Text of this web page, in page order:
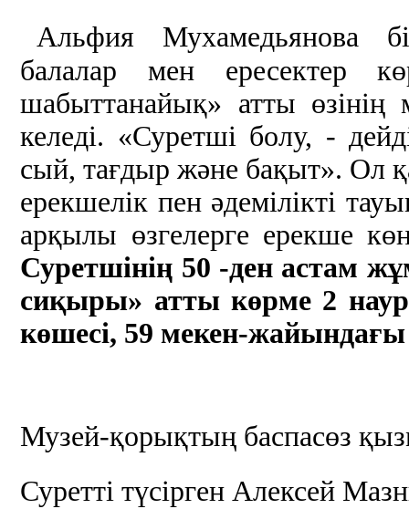
Альфия Мухамедьянова
балалар мен ересектер
шабыттанайық» атты өзінің
келеді. «Суретші болу, -
сый, тағдыр және бақыт». Ол
ерекшелік пен әдемілікті
арқылы өзгелерге ерекше
Суретшінің 50 -ден астам
сиқыры» атты көрме 2
көшесі, 59 мекен-
Музей-қорықтың баспасөз
Суретті түсірген Алексей